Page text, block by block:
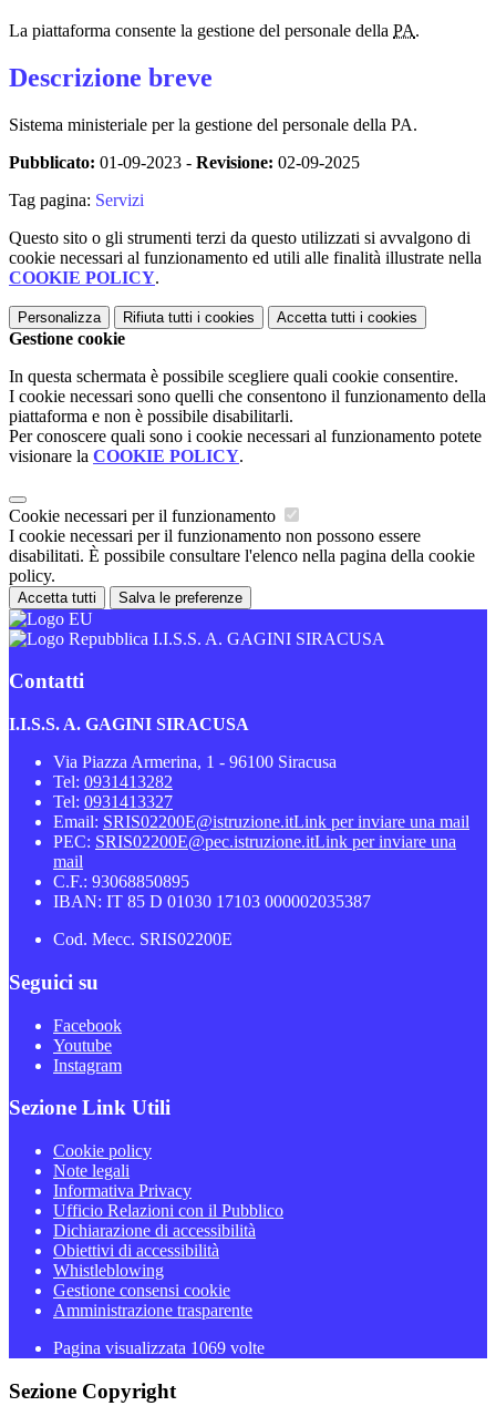
La piattaforma consente la gestione del personale della PA.
Descrizione breve
Sistema ministeriale per la gestione del personale della PA.
Pubblicato: 01-09-2023 - Revisione: 02-09-2025
Tag pagina: Servizi
Questo sito o gli strumenti terzi da questo utilizzati si avvalgono di
cookie necessari al funzionamento ed utili alle finalità illustrate nella
COOKIE POLICY.
Personalizza Rifiuta tutti i cookies Accetta tutti i cookies
Gestione cookie
In questa schermata è possibile scegliere quali cookie consentire.
I cookie necessari sono quelli che consentono il funzionamento della
piattaforma e non è possibile disabilitarli.
Per conoscere quali sono i cookie necessari al funzionamento potete
visionare la COOKIE POLICY.
Cookie necessari per il funzionamento
I cookie necessari per il funzionamento non possono essere
disabilitati. È possibile consultare l'elenco nella pagina della cookie
policy.
Accetta tutti Salva le preferenze
I.I.S.S. A. GAGINI SIRACUSA
Contatti
I.I.S.S. A. GAGINI SIRACUSA
Via Piazza Armerina, 1 - 96100 Siracusa
Tel: 0931413282
Tel: 0931413327
Email: SRIS02200E@istruzione.itLink per inviare una mail
PEC: SRIS02200E@pec.istruzione.itLink per inviare una
mail
C.F.: 93068850895
IBAN: IT 85 D 01030 17103 000002035387
Cod. Mecc. SRIS02200E
Seguici su
Facebook
Youtube
Instagram
Sezione Link Utili
Cookie policy
Note legali
Informativa Privacy
Ufficio Relazioni con il Pubblico
Dichiarazione di accessibilità
Obiettivi di accessibilità
Whistleblowing
Gestione consensi cookie
Amministrazione trasparente
Pagina visualizzata 1069 volte
Sezione Copyright